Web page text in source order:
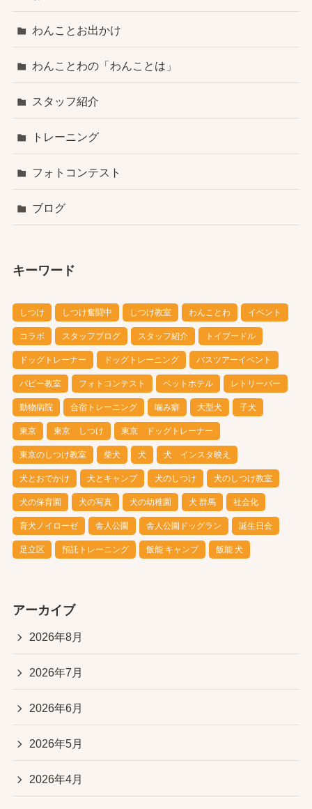
わんことお出かけ
わんことわの「わんことは」
スタッフ紹介
トレーニング
フォトコンテスト
ブログ
キーワード
しつけ しつけ奮闘中 しつけ教室 わんことわ イベント
コラボ スタッフブログ スタッフ紹介 トイプードル
ドッグトレーナー ドッグトレーニング バスツアーイベント
パピー教室 フォトコンテスト ペットホテル レトリーバー
動物病院 合宿トレーニング 噛み癖 大型犬 子犬
東京 東京 しつけ 東京 ドッグトレーナー
東京のしつけ教室 柴犬 犬 犬 インスタ映え
犬とおでかけ 犬とキャンプ 犬のしつけ 犬のしつけ教室
犬の保育園 犬の写真 犬の幼稚園 犬 群馬 社会化
育犬ノイローゼ 舎人公園 舎人公園ドッグラン 誕生日会
足立区 預託トレーニング 飯能 キャンプ 飯能 犬
アーカイブ
2026年8月
2026年7月
2026年6月
2026年5月
2026年4月